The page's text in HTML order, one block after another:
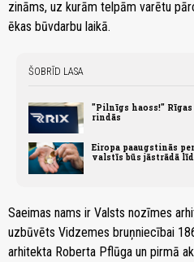
zināms, uz kurām telpām varētu
ēkas būvdarbu laikā.
ŠOBRĪD LASA
"Pilnīgs haoss!"
rindās
Eiropa paaugstinās
valstīs būs jāstrādā
Saeimas nams ir Valsts nozīmes
uzbūvēts Vidzemes bruņniecībai
arhitekta Roberta Pflūga un pirmā